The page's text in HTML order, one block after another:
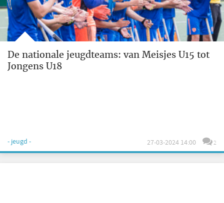
De nationale jeugdteams: van Meisjes U15 tot
Jongens U18
- jeugd - 27-03-2024 14:00 2